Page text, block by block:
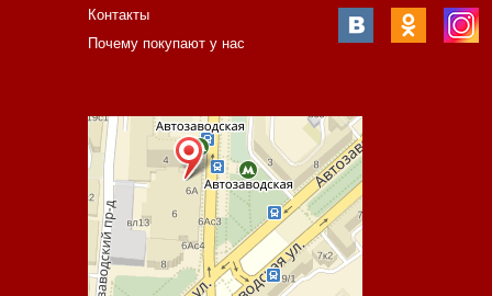
Контакты
Почему покупают у нас